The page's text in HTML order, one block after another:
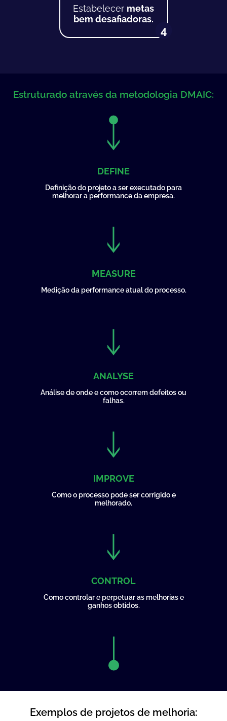
Estabelecer metas
bem desafiadoras.
4
Estruturado através da metodologia DMAIC:
DEFINE
Definição do projeto a ser executado para
melhorar a performance da empresa.
MEASURE
Medição da performance atual do processo.
ANALYSE
Análise de onde e como ocorrem defeitos ou
falhas.
IMPROVE
Como o processo pode ser corrigido e
melhorado.
CONTROL
Como controlar e perpetuar as melhorias e
ganhos obtidos.
Exemplos de projetos de melhoria: